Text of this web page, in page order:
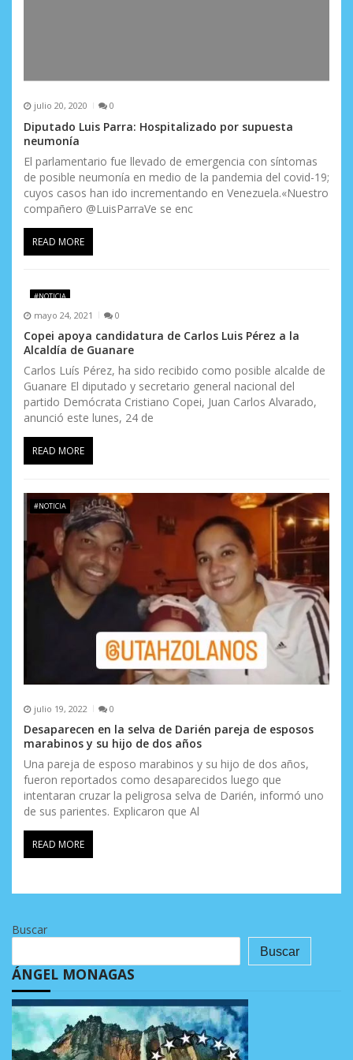
julio 20, 2020 0
Diputado Luis Parra: Hospitalizado por supuesta
neumonía
El parlamentario fue llevado de emergencia con síntomas
de posible neumonía en medio de la pandemia del covid-19;
cuyos casos han ido incrementando en Venezuela.«Nuestro
compañero @LuisParraVe se enc
READ MORE
#NOTICIA
mayo 24, 2021 0
Copei apoya candidatura de Carlos Luis Pérez a la
Alcaldía de Guanare
Carlos Luís Pérez, ha sido recibido como posible alcalde de
Guanare El diputado y secretario general nacional del
partido Demócrata Cristiano Copei, Juan Carlos Alvarado,
anunció este lunes, 24 de
READ MORE
#NOTICIA
julio 19, 2022 0
Desaparecen en la selva de Darién pareja de esposos
marabinos y su hijo de dos años
Una pareja de esposo marabinos y su hijo de dos años,
fueron reportados como desaparecidos luego que
intentaran cruzar la peligrosa selva de Darién, informó uno
de sus parientes. Explicaron que Al
READ MORE
Buscar
Buscar
ÁNGEL MONAGAS